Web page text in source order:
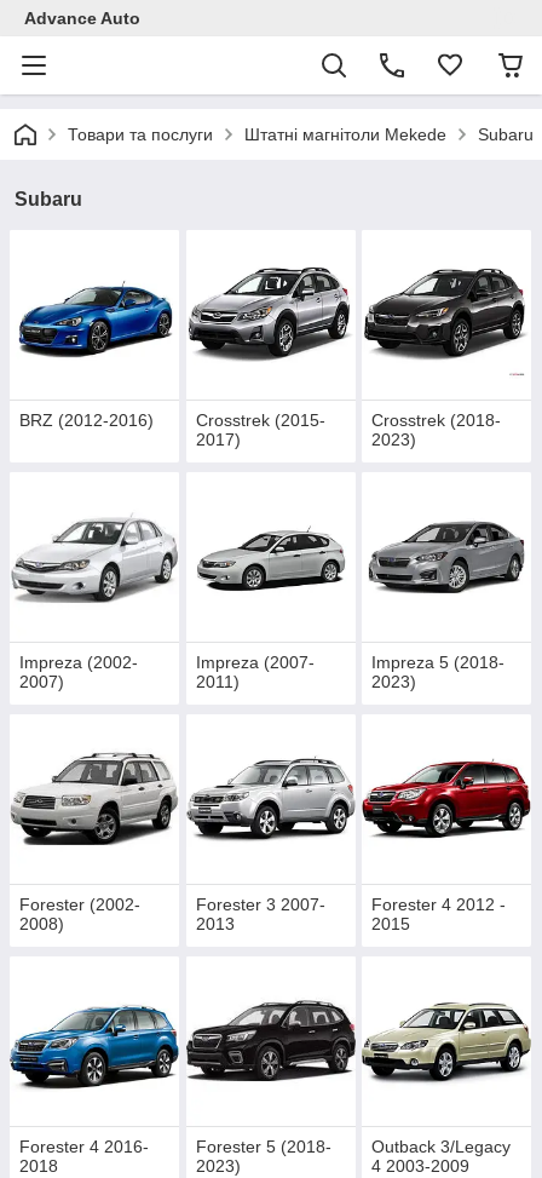
Advance Auto
Товари та послуги Штатні магнітоли Mekede Subaru
Subaru
BRZ (2012-2016)
Crosstrek (2015-
2017)
Crosstrek (2018-
2023)
Impreza (2002-
2007)
Impreza (2007-
2011)
Impreza 5 (2018-
2023)
Forester (2002-
2008)
Forester 3 2007-
2013
Forester 4 2012 -
2015
Forester 4 2016-
2018
Forester 5 (2018-
2023)
Outback 3/Legacy
4 2003-2009